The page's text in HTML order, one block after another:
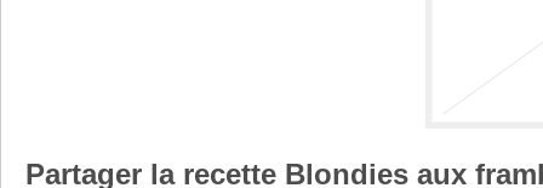
Partager la recette Blondies aux